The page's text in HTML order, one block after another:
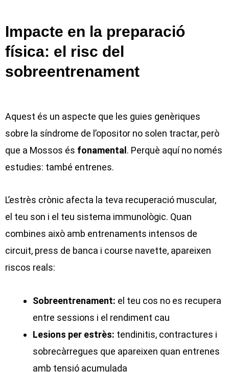
Impacte en la preparació
física: el risc del
sobreentrenament
Aquest és un aspecte que les guies genèriques
sobre la síndrome de l’opositor no solen tractar, però
que a Mossos és fonamental. Perquè aquí no només
estudies: també entrenes.
L’estrès crònic afecta la teva recuperació muscular,
el teu son i el teu sistema immunològic. Quan
combines això amb entrenaments intensos de
circuit, press de banca i course navette, apareixen
riscos reals:
Sobreentrenament: el teu cos no es recupera
entre sessions i el rendiment cau
Lesions per estrès: tendinitis, contractures i
sobrecàrregues que apareixen quan entrenes
amb tensió acumulada